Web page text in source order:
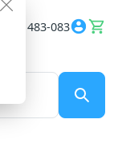
8182 483-083